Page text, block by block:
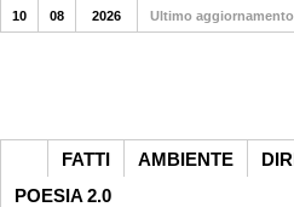
FATTI AMBIENTE
POESIA 2.0
10 08 2026 Ultimo aggiornamento